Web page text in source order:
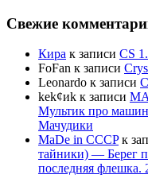
Свежие
Кира к записи CS
FoFan к записи
Leonardo к записи
kek¢иk к записи
Мультик про
Мачудики
MaDe in CCCPк
тайники) — Берег
последняя флешка.